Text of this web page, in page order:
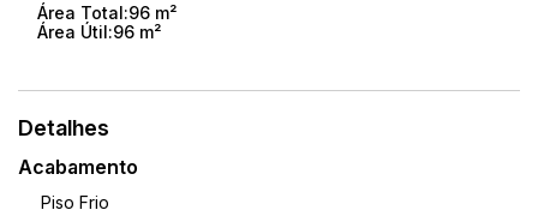
Área Total:96 m²
Área Útil:96 m²
Detalhes
Acabamento
Piso Frio